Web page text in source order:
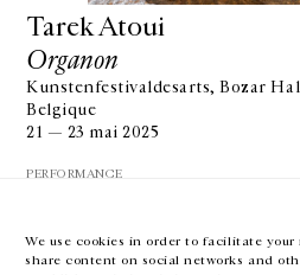
We use cookies in order to facilitate
share content on social networks and
Tarek Atoui
Organon
Kunstenfestivaldesarts, Bozar
Belgique
21 — 23 mai 2025
PERFORMANCE
+33 1 42 77 38 87
GALERIE@CROUSEL.COM
HORAIRES D'OUVERTURE
DU MARDI AU VENDREDI
10H-18H
LE SAMEDI